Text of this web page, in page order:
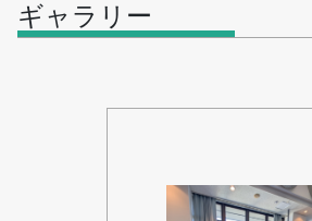
ギャラリー